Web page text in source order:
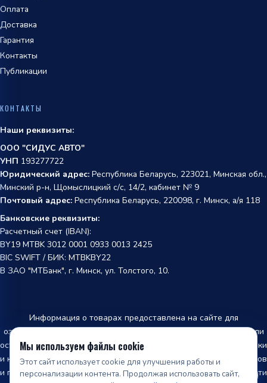
Оплата
Доставка
Гарантия
Контакты
Публикации
КОНТАКТЫ
Наши реквизиты:
ООО "СИДУС АВТО"
УНП 193277722
Юридический адрес: Республика Беларусь, 223021, Минская обл.,
Минский р-н, Щомыслицкий с/с, 14/2, кабинет № 9
Почтовый адрес: Республика Беларусь, 220098, г. Минск, а/я 118
Банковские реквизиты:
Расчетный счет (IBAN):
BY19 MTBK 3012 0001 0933 0013 2425
BIC SWIFT / БИК: MTBKBY22
В ЗАО "МТБанк", г. Минск, ул. Толстого, 10.
Информация о товарах предоставлена на сайте для
ознакомления и не является публичной офертой. Производители
оставляют за собой право изменять внешний вид, характеристики
и комплектацию товара, предварительно не уведомляя продавцов
и потребителей. Информация о наличии товара, точной стоимости
Мы используем файлы cookie
Этот сайт использует cookie для улучшения работы и
персонализации контента. Продолжая использовать сайт,